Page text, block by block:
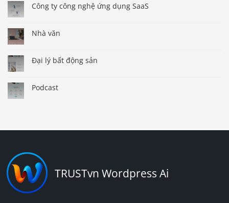
Công ty công nghệ ứng dụng SaaS
Nhà văn
Đại lý bất động sản
Podcast
TRUSTvn Wordpress Ai